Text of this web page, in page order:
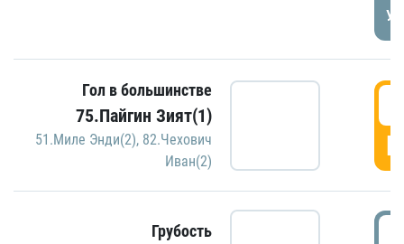
Гол в большинстве
75.Пайгин Зият(1)
51.Миле Энди(2), 82.Чехович
Иван(2)
Грубость